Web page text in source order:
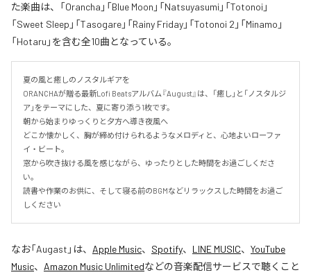
た楽曲は、「Orancha」「Blue Moon」「Natsuyasumi」「Totonoi」
「Sweet Sleep」「Tasogare」「Rainy Friday」「Totonoi 2」「Minamo」
「Hotaru」を含む全10曲となっている。
夏の風と癒しのノスタルギアを
ORANCHAが贈る最新Lofi Beatsアルバム『August』は、「癒し」と「ノスタルジ
ア」をテーマにした、夏に寄り添う1枚です。
朝から始まりゆっくりと夕方へ導き夜風へ
どこか懐かしく、胸が締め付けられるようなメロディと、心地よいローファ
イ・ビート。
窓から吹き抜ける風を感じながら、ゆったりとした時間をお過ごしくださ
い。
読書や作業のお供に、そして寝る前のBGMなどリラックスした時間をお過ご
しください
なお「Augast 」は、 Apple Music、 Spotify、 LINE MUSIC、 YouTube
Music、 Amazon Music Unlimitedなどの音楽配信サービスで聴くこと